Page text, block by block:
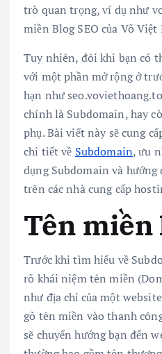
trò quan trọng, ví dụ như
miền Blog SEO của Võ Việt
Tuy nhiên, đôi khi bạn có
với một phần mở rộng ở
hạn như
chính là Subdomain, hay
phụ. Bài viết này sẽ cung
chi tiết về Subdomain, ưu
dụng Subdomain và hướng
trên các nhà cung cấp
Tên miền
Trước khi tìm hiểu về
rõ khái niệm tên miền
như địa chỉ của một
gõ tên miền vào thanh
sẽ chuyển hướng bạn đến